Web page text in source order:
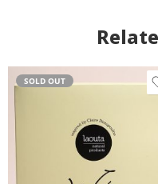
SOLD OUT